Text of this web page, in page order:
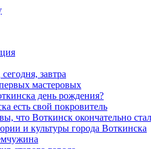
завтра
мастеровых
день рождения?
есть свой покровитель
что Воткинск окончательно
и культуры города Воткинска